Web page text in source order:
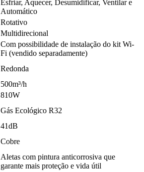
Esfriar, Aquecer, Desumidificar, Ventilar e
Automático
Rotativo
Multidirecional
Com possibilidade de instalação do kit Wi-
Fi (vendido separadamente)
Redonda
500m³/h
810W
Gás Ecológico R32
41dB
Cobre
Aletas com pintura anticorrosiva que
garante mais proteção e vida útil